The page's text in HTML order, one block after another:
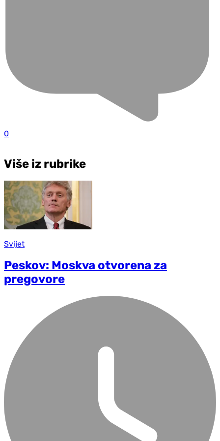
0
Više iz rubrike
Svijet
Peskov: Moskva otvorena za
pregovore